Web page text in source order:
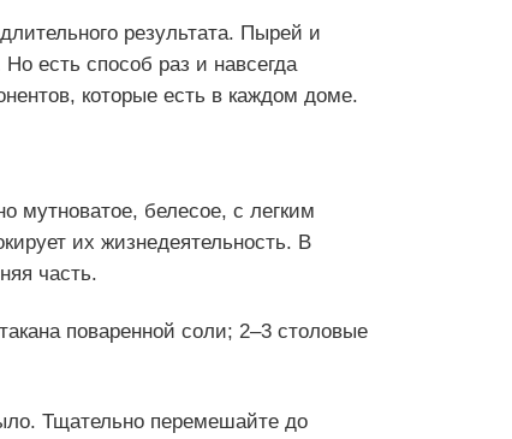
результата. Пырей и
есть способ раз и навсегда
которые есть в каждом доме.
мутноватое, белесое, с легким
их жизнедеятельность. В
часть.
поваренной соли; 2–3 столовые
Тщательно перемешайте до